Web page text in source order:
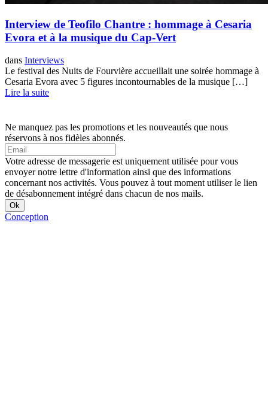
Interview de Teofilo Chantre : hommage à Cesaria
Evora et à la musique du Cap-Vert
dans Interviews
Le festival des Nuits de Fourvière accueillait une soirée hommage à
Cesaria Evora avec 5 figures incontournables de la musique […]
Lire la suite
Ne manquez pas les promotions et les nouveautés que nous
réservons à nos fidèles abonnés.
Votre adresse de messagerie est uniquement utilisée pour vous
envoyer notre lettre d'information ainsi que des informations
concernant nos activités. Vous pouvez à tout moment utiliser le lien
de désabonnement intégré dans chacun de nos mails.
Conception